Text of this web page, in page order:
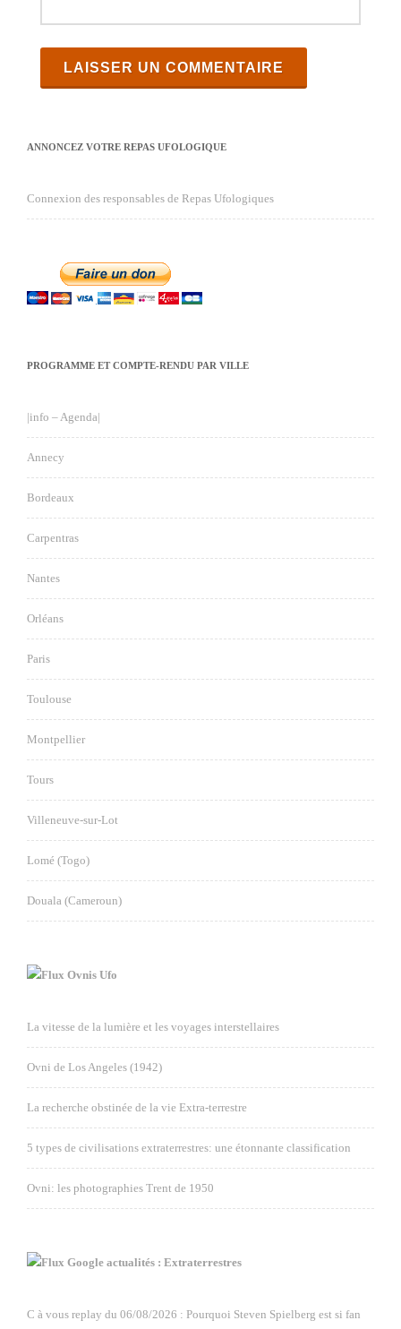
ANNONCEZ VOTRE REPAS UFOLOGIQUE
Connexion des responsables de Repas Ufologiques
PROGRAMME ET COMPTE-RENDU PAR VILLE
|info – Agenda|
Annecy
Bordeaux
Carpentras
Nantes
Orléans
Paris
Toulouse
Montpellier
Tours
Villeneuve-sur-Lot
Lomé (Togo)
Douala (Cameroun)
Ovnis Ufo
La vitesse de la lumière et les voyages interstellaires
Ovni de Los Angeles (1942)
La recherche obstinée de la vie Extra-terrestre
5 types de civilisations extraterrestres: une étonnante classification
Ovni: les photographies Trent de 1950
Google actualités : Extraterrestres
C à vous replay du 06/08/2026 : Pourquoi Steven Spielberg est si fan